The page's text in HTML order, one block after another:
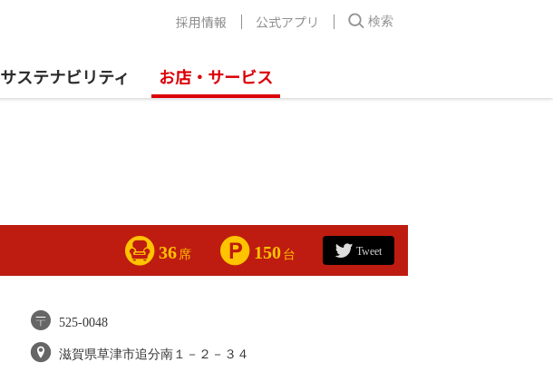
サステナビリティ お店・サービス
採用情報 公式アプリ 検索
36 席 150 台 Tweet
525-0048
滋賀県草津市追分南１－２－３４